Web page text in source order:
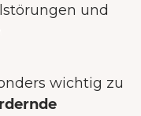
und
wichtig zu